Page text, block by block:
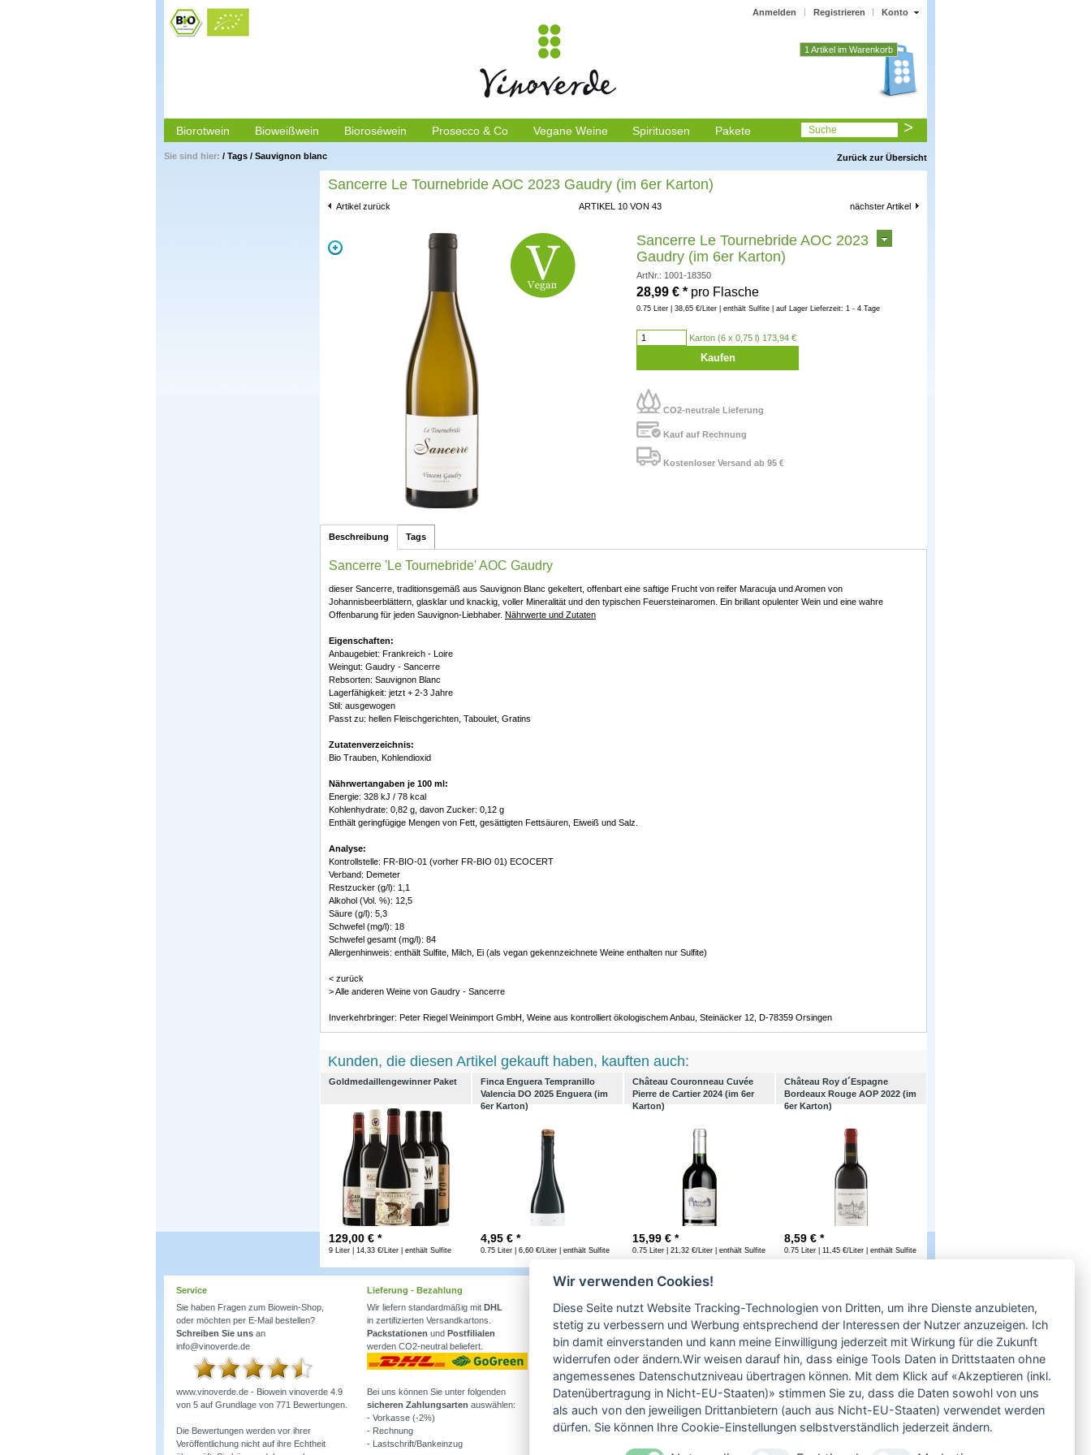
Konto
Anmelden Registrieren
Biorotwein Bioweißwein Bioroséwein Prosecco & Co Vegane Weine Spirituosen Pakete
1 Artikel im Warenkorb
Suche
Sie sind hier: / Tags / Sauvignon blanc Zurück zur Übersicht
Sancerre Le Tournebride AOC 2023 Gaudry (im 6er Karton)
Artikel zurück ARTIKEL 10 VON 43 nächster Artikel
Sancerre Le Tournebride AOC 2023
Gaudry (im 6er Karton)
ArtNr.: 1001-18350
28,99 € * pro Flasche
0.75 Liter | 38,65 €/Liter | enthält Sulfite | auf Lager Lieferzeit: 1 - 4 Tage
Karton (6 x 0,75 l) 173,94 €
Kaufen
CO2-neutrale Lieferung
Kauf auf Rechnung
Kostenloser Versand ab 95 €
Beschreibung Tags
Sancerre 'Le Tournebride' AOC Gaudry
dieser Sancerre, traditionsgemäß aus Sauvignon Blanc gekeltert, offenbart eine saftige Frucht von reifer Maracuja und Aromen von
Johannisbeerblättern, glasklar und knackig, voller Mineralität und den typischen Feuersteinaromen. Ein brillant opulenter Wein und eine wahre
Offenbarung für jeden Sauvignon-Liebhaber. Nährwerte und Zutaten
Eigenschaften:
Anbaugebiet: Frankreich - Loire
Weingut: Gaudry - Sancerre
Rebsorten: Sauvignon Blanc
Lagerfähigkeit: jetzt + 2-3 Jahre
Stil: ausgewogen
Passt zu: hellen Fleischgerichten, Taboulet, Gratins
Zutatenverzeichnis:
Bio Trauben, Kohlendioxid
Nährwertangaben je 100 ml:
Energie: 328 kJ / 78 kcal
Kohlenhydrate: 0,82 g, davon Zucker: 0,12 g
Enthält geringfügige Mengen von Fett, gesättigten Fettsäuren, Eiweiß und Salz.
Analyse:
Kontrollstelle: FR-BIO-01 (vorher FR-BIO 01) ECOCERT
Verband: Demeter
Restzucker (g/l): 1,1
Alkohol (Vol. %): 12,5
Säure (g/l): 5,3
Schwefel (mg/l): 18
Schwefel gesamt (mg/l): 84
Allergenhinweis: enthält Sulfite, Milch, Ei (als vegan gekennzeichnete Weine enthalten nur Sulfite)
< zurück
> Alle anderen Weine von Gaudry - Sancerre
Inverkehrbringer: Peter Riegel Weinimport GmbH, Weine aus kontrolliert ökologischem Anbau, Steinäcker 12, D-78359 Orsingen
Kunden, die diesen Artikel gekauft haben, kauften auch:
Goldmedaillengewinner Paket
129,00 € *
9 Liter | 14,33 €/Liter | enthält Sulfite
Finca Enguera Tempranillo
Valencia DO 2025 Enguera (im
6er Karton)
4,95 € *
0.75 Liter | 6,60 €/Liter | enthält Sulfite
Château Couronneau Cuvée
Pierre de Cartier 2024 (im 6er
Karton)
15,99 € *
0.75 Liter | 21,32 €/Liter | enthält Sulfite
Château Roy d´Espagne
Bordeaux Rouge AOP 2022 (im
6er Karton)
8,59 € *
0.75 Liter | 11,45 €/Liter | enthält Sulfite
Service
Sie haben Fragen zum Biowein-Shop,
oder möchten per E-Mail bestellen?
Schreiben Sie uns an
info@vinoverde.de
www.vinoverde.de - Biowein vinoverde 4.9
von 5 auf Grundlage von 771 Bewertungen.
Die Bewertungen werden vor ihrer
Veröffentlichung nicht auf ihre Echtheit
Lieferung - Bezahlung
Wir liefern standardmäßig mit DHL
in zertifizierten Versandkartons.
Packstationen und Postfilialen
werden CO2-neutral beliefert.
Bei uns können Sie unter folgenden
sicheren Zahlungsarten auswählen:
- Vorkasse (-2%)
- Rechnung
- Lastschrift/Bankeinzug
Wissenswertes
Erfahren Sie mehr über
Biowein in unserem Blog
oder Folgen Sie uns!
Facebook
Instagram
Veganer Wein
Neben einem ausgesuchten Sortiment an
Biowein, Biospirituosen und Biofeinkost bieten
wir Ihnen u.a. folgende
Vorteile
große Auswahl
nur 5,79 EUR Versand (DE)
ab 95 EUR frei Haus (DE)
14 Tage Rückgaberecht
sichere Zahlung
Kauf auf Rechnung
Wir verwenden Cookies!
Diese Seite nutzt Website Tracking-Technologien von Dritten, um ihre Dienste anzubieten,
stetig zu verbessern und Werbung entsprechend der Interessen der Nutzer anzuzeigen. Ich
bin damit einverstanden und kann meine Einwilligung jederzeit mit Wirkung für die Zukunft
widerrufen oder ändern.Wir weisen darauf hin, dass einige Tools Daten in Drittstaaten ohne
angemessenes Datenschutzniveau übertragen können. Mit dem Klick auf «Akzeptieren (inkl.
Datenübertragung in Nicht-EU-Staaten)» stimmen Sie zu, dass die Daten sowohl von uns
als auch von den jeweiligen Drittanbietern (auch aus Nicht-EU-Staaten) verwendet werden
dürfen. Sie können Ihre Cookie-Einstellungen selbstverständlich jederzeit ändern.